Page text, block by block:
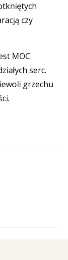
czy
t MOC.
serc.
grzechu